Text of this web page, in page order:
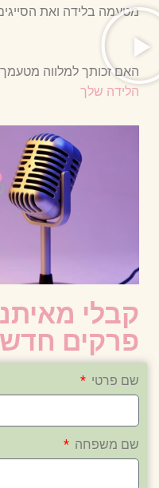
מטעמה בלידה ואת
האם זכותך למלווה
הלידה שלך
קבלי
פרקים
שם פרטי
שם משפחה